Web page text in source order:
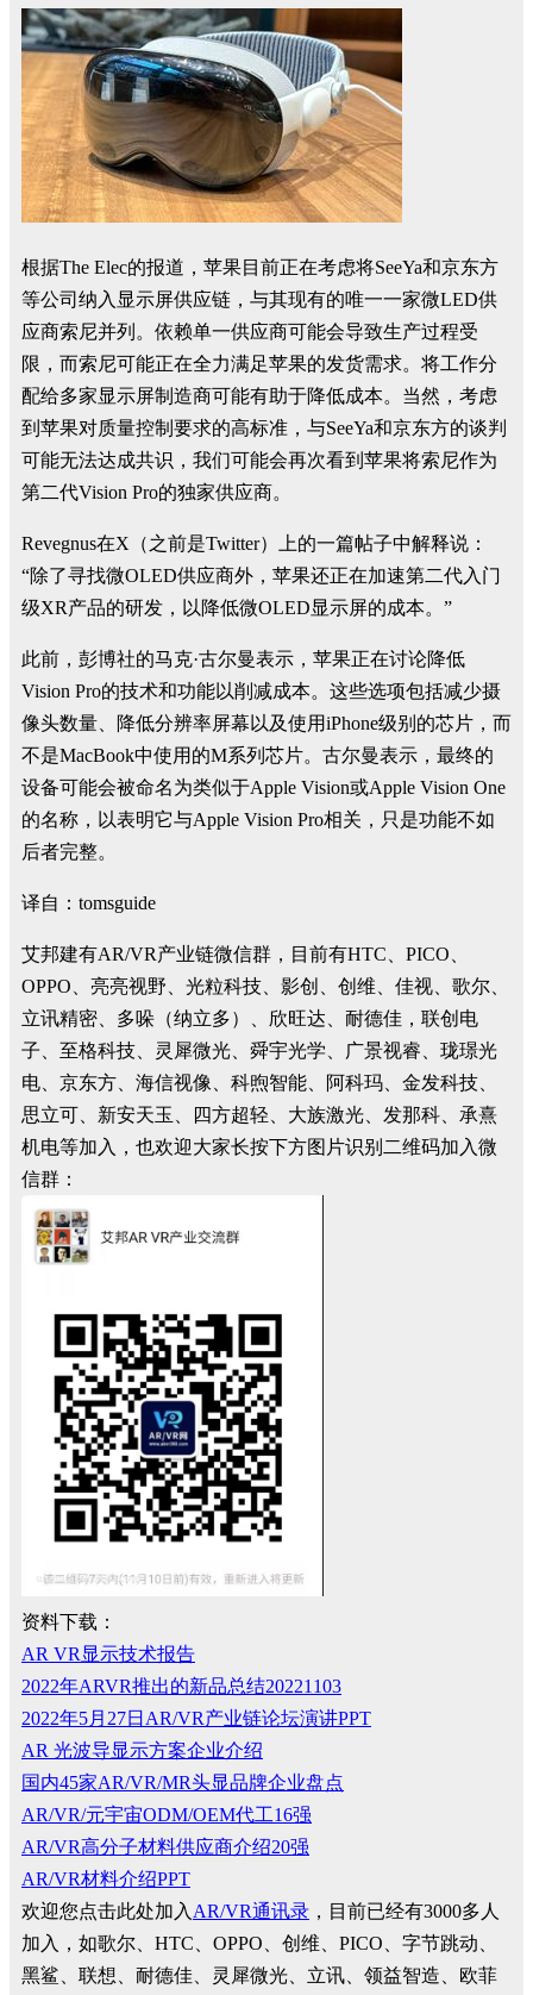
根据The Elec的报道，苹果目前正在考虑将SeeYa和京东方
等公司纳入显示屏供应链，与其现有的唯一一家微LED供
应商索尼并列。依赖单一供应商可能会导致生产过程受
限，而索尼可能正在全力满足苹果的发货需求。将工作分
配给多家显示屏制造商可能有助于降低成本。当然，考虑
到苹果对质量控制要求的高标准，与SeeYa和京东方的谈判
可能无法达成共识，我们可能会再次看到苹果将索尼作为
第二代Vision Pro的独家供应商。
Revegnus在X（之前是Twitter）上的一篇帖子中解释说：
“除了寻找微OLED供应商外，苹果还正在加速第二代入门
级XR产品的研发，以降低微OLED显示屏的成本。”
此前，彭博社的马克·古尔曼表示，苹果正在讨论降低
Vision Pro的技术和功能以削减成本。这些选项包括减少摄
像头数量、降低分辨率屏幕以及使用iPhone级别的芯片，而
不是MacBook中使用的M系列芯片。古尔曼表示，最终的
设备可能会被命名为类似于Apple Vision或Apple Vision One
的名称，以表明它与Apple Vision Pro相关，只是功能不如
后者完整。
译自：tomsguide
艾邦建有AR/VR产业链微信群，目前有HTC、PICO、
OPPO、亮亮视野、光粒科技、影创、创维、佳视、歌尔、
立讯精密、多哚（纳立多）、欣旺达、耐德佳，联创电
子、至格科技、灵犀微光、舜宇光学、广景视睿、珑璟光
电、京东方、海信视像、科煦智能、阿科玛、金发科技、
思立可、新安天玉、四方超轻、大族激光、发那科、承熹
机电等加入，也欢迎大家长按下方图片识别二维码加入微
信群：
资料下载：
AR VR显示技术报告
2022年ARVR推出的新品总结20221103
2022年5月27日AR/VR产业链论坛演讲PPT
AR 光波导显示方案企业介绍
国内45家AR/VR/MR头显品牌企业盘点
AR/VR/元宇宙ODM/OEM代工16强
AR/VR高分子材料供应商介绍20强
AR/VR材料介绍PPT
欢迎您点击此处加入 AR/VR通讯录 ，目前已经有3000多人
加入，如歌尔、HTC、OPPO、创维、PICO、字节跳动、
黑鲨、联想、耐德佳、灵犀微光、立讯、领益智造、欧菲